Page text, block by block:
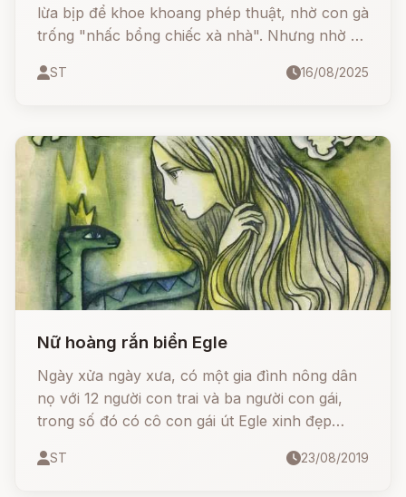
lừa bịp để khoe khoang phép thuật, nhờ con gà
trống "nhấc bổng chiếc xà nhà". Nhưng nhờ sự
trần: đó chỉ là một cọng rơm mà thôi.
ST 16/08/2025
Nữ hoàng rắn biển Egle
Ngày xửa ngày xưa, có một gia đình nông dân
nọ với 12 người con trai và ba người con gái,
trong số đó có cô con gái út Egle xinh đẹp
ngày….
ST 23/08/2019